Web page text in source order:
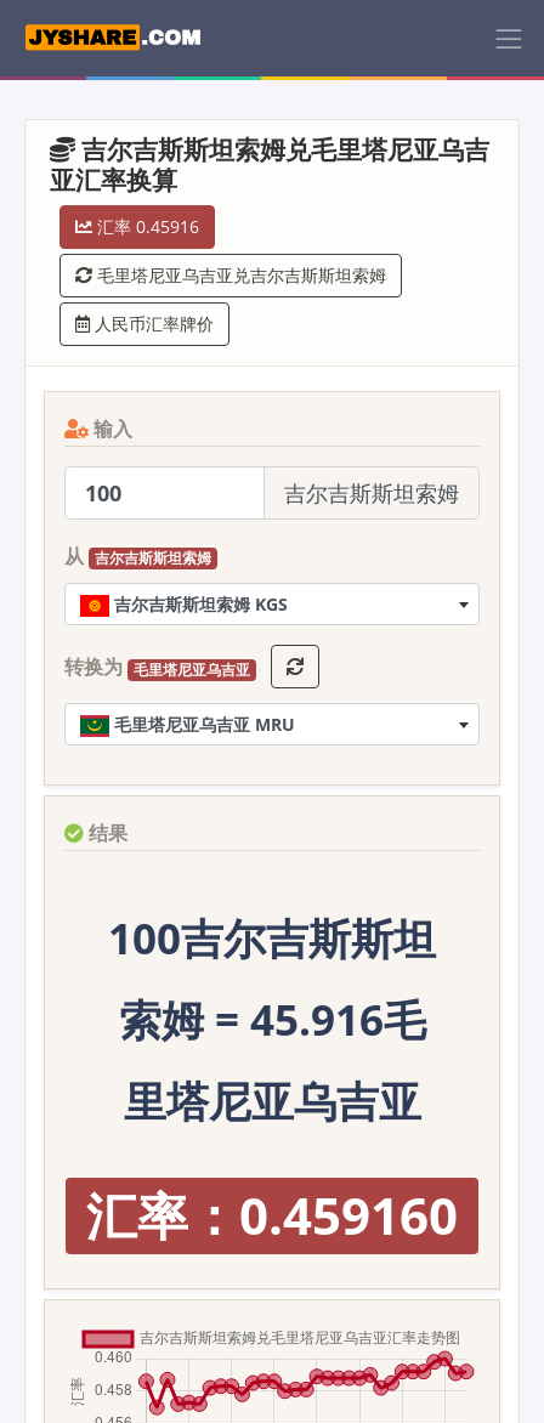
吉尔吉斯斯坦索姆兑毛里塔尼亚乌吉
亚汇率换算
汇率 0.45916
毛里塔尼亚乌吉亚兑吉尔吉斯斯坦索姆
人民币汇率牌价
输入
吉尔吉斯斯坦索姆
从 吉尔吉斯斯坦索姆
吉尔吉斯斯坦索姆 KGS
转换为 毛里塔尼亚乌吉亚
毛里塔尼亚乌吉亚 MRU
结果
100吉尔吉斯斯坦
索姆 = 45.916毛
里塔尼亚乌吉亚
汇率：0.459160